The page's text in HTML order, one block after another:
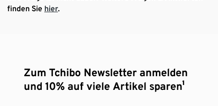
finden Sie hier.
Zum Tchibo Newsletter anmelden
und 10% auf viele Artikel sparen¹